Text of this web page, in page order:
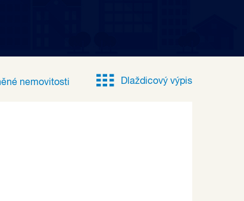
nemovitosti Dlaždicový výpis